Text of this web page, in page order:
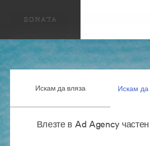
Искам да вляза Искам да
Влезте в Ad Agency